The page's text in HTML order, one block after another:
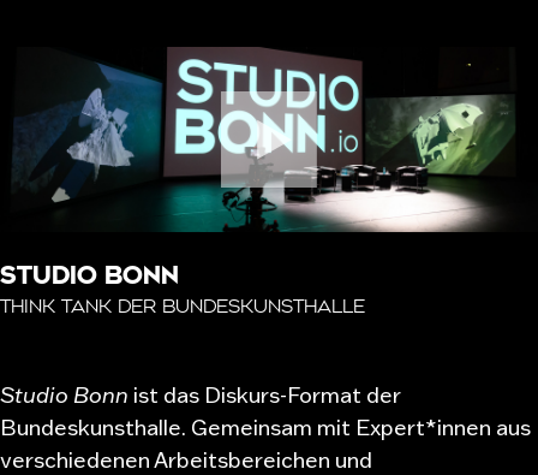
STUDIO BONN
THINK TANK DER BUNDESKUNSTHALLE
Studio Bonn ist das Diskurs-Format der
Bundeskunsthalle. Gemeinsam mit Expert*innen aus
verschiedenen Arbeitsbereichen und